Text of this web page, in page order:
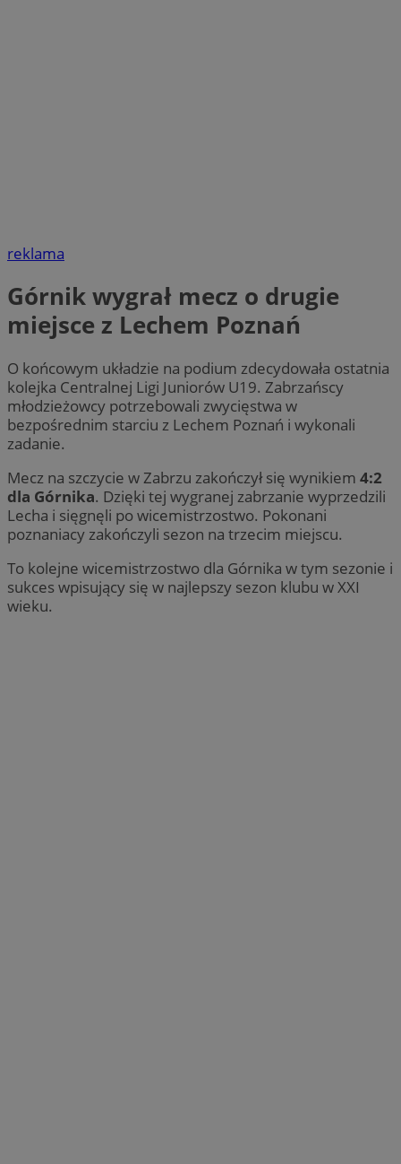
reklama
Górnik wygrał mecz o drugie
miejsce z Lechem Poznań
O końcowym układzie na podium zdecydowała ostatnia
kolejka Centralnej Ligi Juniorów U19. Zabrzańscy
młodzieżowcy potrzebowali zwycięstwa w
bezpośrednim starciu z Lechem Poznań i wykonali
zadanie.
Mecz na szczycie w Zabrzu zakończył się wynikiem 4:2
dla Górnika. Dzięki tej wygranej zabrzanie wyprzedzili
Lecha i sięgnęli po wicemistrzostwo. Pokonani
poznaniacy zakończyli sezon na trzecim miejscu.
To kolejne wicemistrzostwo dla Górnika w tym sezonie i
sukces wpisujący się w najlepszy sezon klubu w XXI
wieku.